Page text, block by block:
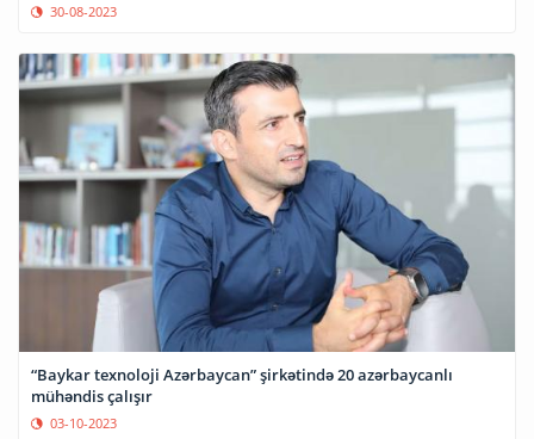
30-08-2023
“Baykar texnoloji Azərbaycan” şirkətində 20 azərbaycanlı
mühəndis çalışır
03-10-2023